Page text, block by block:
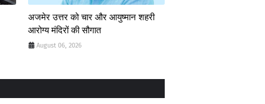
अजमेर उत्तर को चार और आयुष्मान शहरी
आरोग्य मंदिरों की सौगात
August 06, 2026